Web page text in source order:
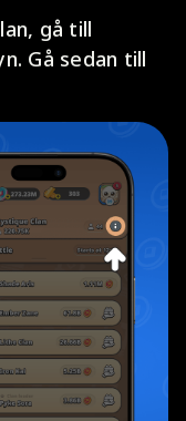
gå till
Gå sedan till